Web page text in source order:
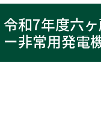
令和7年度六
ー非常用発電